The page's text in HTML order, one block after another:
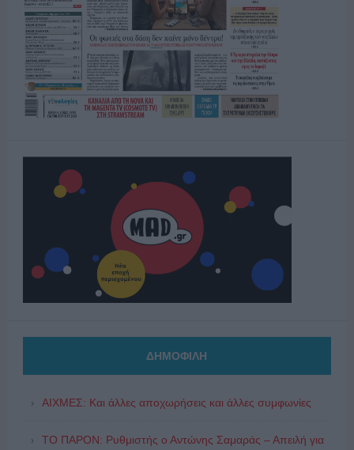
ΔΗΜΟΦΙΛΗ
ΑΙΧΜΕΣ: Και άλλες αποχωρήσεις και άλλες συμφωνίες
ΤΟ ΠΑΡΟΝ: Ρυθμιστής ο Αντώνης Σαμαράς – Απειλή για